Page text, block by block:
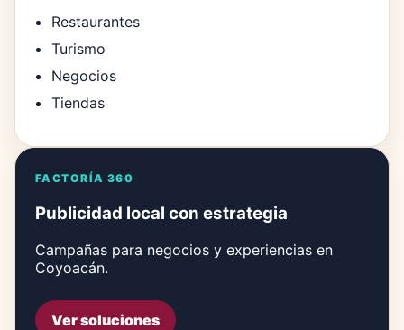
Restaurantes
Turismo
Negocios
Tiendas
FACTORÍA 360
Publicidad local con estrategia
Campañas para negocios y experiencias en
Coyoacán.
Ver soluciones